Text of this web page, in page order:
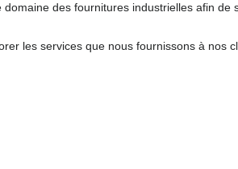
des fournitures industrielles afin
les services que nous fournissons à nos